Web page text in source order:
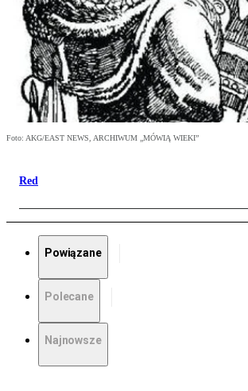
Foto: AKG/EAST NEWS, ARCHIWUM „MÓWIĄ WIEKI”
Red
Powiązane
Polecane
Najnowsze